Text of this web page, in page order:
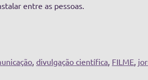
entre as pessoas.
, divulgação científica, FILME,